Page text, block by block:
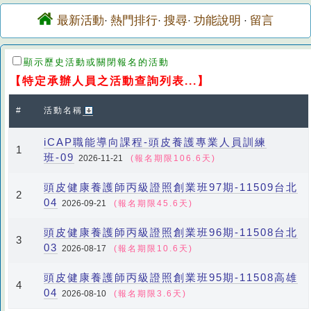
最新活動· 熱門排行· 搜尋· 功能說明 · 留言
顯示歷史活動或關閉報名的活動
【特定承辦人員之活動查詢列表...】
# 活動名稱
1
iCAP職能導向課程-頭皮養護專業人員訓練
班-09 2026-11-21 (報名期限106.6天)
2
頭皮健康養護師丙級證照創業班97期-11509台北
04 2026-09-21 (報名期限45.6天)
3
頭皮健康養護師丙級證照創業班96期-11508台北
03 2026-08-17 (報名期限10.6天)
4
頭皮健康養護師丙級證照創業班95期-11508高雄
04 2026-08-10 (報名期限3.6天)